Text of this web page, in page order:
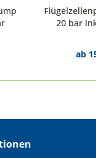
20 bar
ab